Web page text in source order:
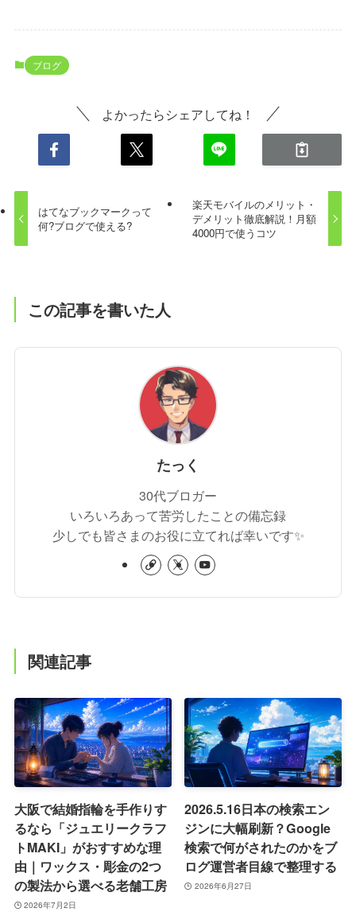
ブログ
よかったらシェアしてね！
はてなブックマークって
何?ブログで使える?
楽天モバイルのメリット・
デメリット徹底解説！月額
4000円で使うコツ
この記事を書いた人
たっく
30代ブロガー
いろいろあって苦労したことの備忘録
少しでも皆さまのお役に立てれば幸いです✨
関連記事
大阪で結婚指輪を手作りす
るなら「ジュエリークラフ
トMAKI」がおすすめな理
由｜ワックス・彫金の2つ
の製法から選べる老舗工房
2026年7月2日
2026.5.16日本の検索エン
ジンに大幅刷新？Google
検索で何がされたのかをブ
ログ運営者目線で整理する
2026年6月27日